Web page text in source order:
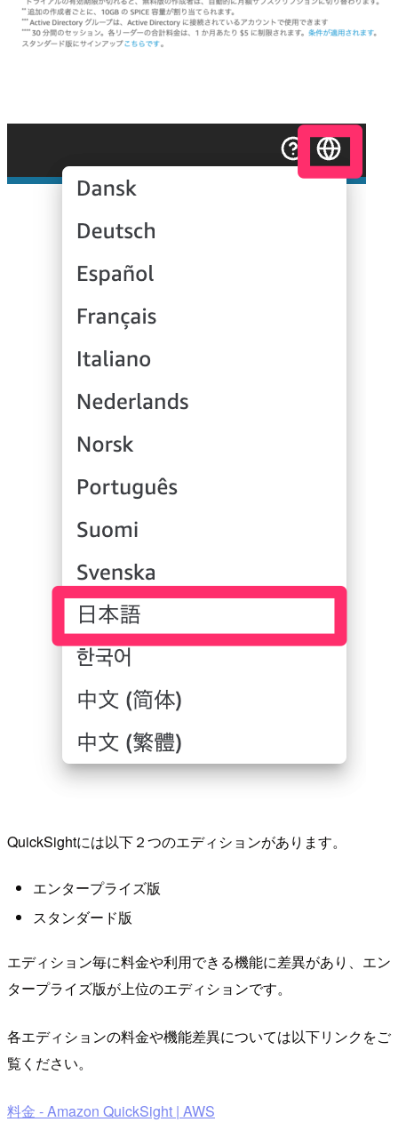
QuickSightには以下２つのエディションがあります。
エンタープライズ版
スタンダード版
エディション毎に料金や利用できる機能に差異があり、エン
タープライズ版が上位のエディションです。
各エディションの料金や機能差異については以下リンクをご
覧ください。
料金 - Amazon QuickSight | AWS